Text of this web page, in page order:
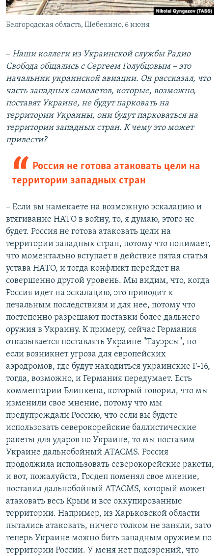
Белгородская область, Шебекино, 6 июня
– Наши коллеги из Украинской службы Радио
Свобода общались с Сергеем Голубцовым – это
начальник украинской авиации. Он рассказал, что
часть западных самолетов, которые, возможно,
поставят Украине, не будут парковать на
территории Украины, они будут парковаться на
территории западных стран. К чему это может
привести?
Россия не готова атаковать цели на
территории западных стран
– Если вы намекаете на возможную эскалацию и
втягивание НАТО в войну, то, я думаю, этого не
будет. Россия не готова атаковать цели на
территории западных стран, потому что понимает,
что моментально вступает в действие пятая статья
устава НАТО, и тогда конфликт перейдет на
совершенно другой уровень. Мы видим, что, когда
Россия идет на эскалацию, это приводит к
печальным последствиям и для нее, потому что
постепенно разрешают поставки более дальнего
оружия в Украину. К примеру, сейчас Германия
отказывается поставлять Украине "Тауэрсы", но
если возникнет угроза для европейских
аэродромов, где будут находиться украинские F-16,
тогда, возможно, и Германия передумает. Есть
комментарии Блинкена, который говорил, что мы
изменили свое мнение, потому что мы
предупреждали Россию, что если вы будете
использовать северокорейские баллистические
ракеты для ударов по Украине, то мы поставим
Украине дальнобойный ATACMS. Россия
продолжила использовать северокорейские ракеты,
и вот, пожалуйста, Госдеп поменял свое мнение,
поставил дальнобойный ATACMS, который может
атаковать весь Крым и все оккупированные
территории. Например, из Харьковской области
пытались атаковать, ничего толком не заняли, зато
теперь Украине можно бить западным оружием по
территории России. У меня нет подозрений, что